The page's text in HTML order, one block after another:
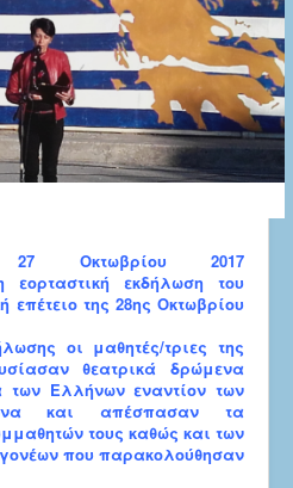
Οκτωβρίου 2017
εκδήλωση του
επέτειο της 28ης Οκτωβρίου
οι μαθητές/τριες της
θεατρικά δρώμενα
Ελλήνων εναντίον των
και απέσπασαν τα
τους καθώς και των
γονέων που παρακολούθησαν